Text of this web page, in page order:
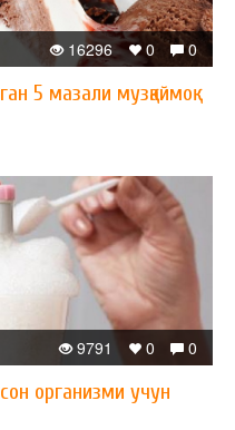
0
0
16296
5 мазали музқаймоқ
0
0
9791
организми учун